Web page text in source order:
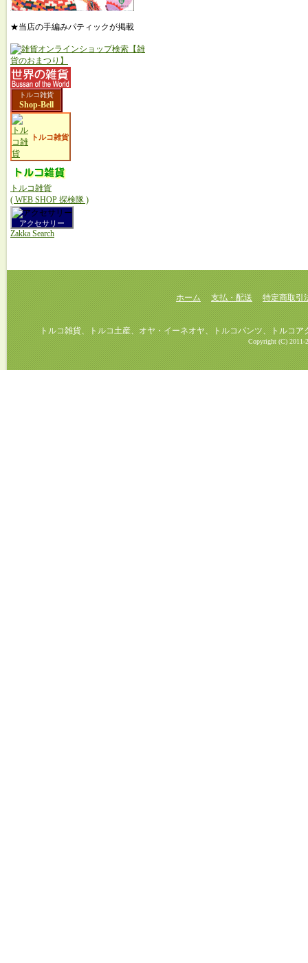
★当店の手編みパティックが掲載
トルコ雑貨
Shop-Bell
トルコ雑貨
トルコ雑貨
( WEB SHOP 探検隊 )
アクセサリー
Zakka Search
ホーム 支払・配送 特定商取引
トルコ雑貨、トルコ土産、オヤ・イーネオヤ、トルコパンツ、トルコアク
Copyright (C) 2011-